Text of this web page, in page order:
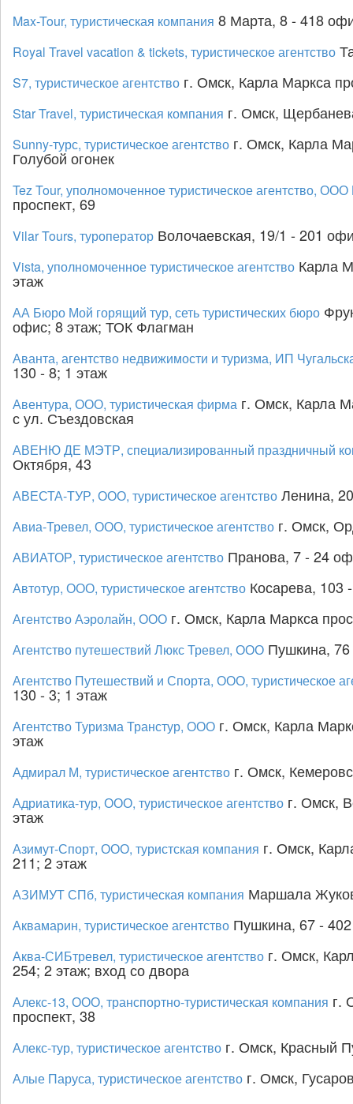
Max-Tour, туристическая компания 8 Марта, 8 - 418
Royal Travel vacation & tickets, туристическое агентство
S7, туристическое агентство г. Омск, Карла Маркса
Star Travel, туристическая компания г. Омск,
Sunny-турс, туристическое агентство г. Омск, Карла
Голубой огонек
Tez Tour, уполномоченное туристическое агентство,
проспект, 69
Vilar Tours, туроператор Волочаевская, 19/1 - 201
Vista, уполномоченное туристическое агентство Карла
этаж
АА Бюро Мой горящий тур, сеть туристических бюро
офис; 8 этаж; ТОК Флагман
Аванта, агентство недвижимости и туризма, ИП
130 - 8; 1 этаж
Авентура, ООО, туристическая фирма г. Омск, Карла
с ул. Съездовская
АВЕНЮ ДЕ МЭТР, специализированный праздничный
Октября, 43
АВЕСТА-ТУР, ООО, туристическое агентство Ленина,
Авиа-Тревел, ООО, туристическое агентство г. Омск,
АВИАТОР, туристическое агентство Пранова, 7 - 24
Автотур, ООО, туристическое агентство Косарева, 103
Агентство Аэролайн, ООО г. Омск, Карла Маркса
Агентство путешествий Люкс Тревел, ООО Пушкина, 76
Агентство Путешествий и Спорта, ООО, туристическое
130 - 3; 1 этаж
Агентство Туризма Транстур, ООО г. Омск, Карла
этаж
Адмирал М, туристическое агентство г. Омск,
Адриатика-тур, ООО, туристическое агентство г. Омск,
этаж
Азимут-Спорт, ООО, туристская компания г. Омск,
211; 2 этаж
АЗИМУТ СПб, туристическая компания Маршала
Аквамарин, туристическое агентство Пушкина, 67 -
Аква-СИБтревел, туристическое агентство г. Омск,
254; 2 этаж; вход со двора
Алекс-13, ООО, транспортно-туристическая компания г.
проспект, 38
Алекс-тур, туристическое агентство г. Омск, Красный
Алые Паруса, туристическое агентство г. Омск,